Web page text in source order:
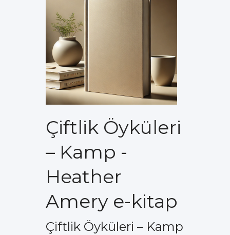
Çiftlik Öyküleri
– Kamp -
Heather
Amery e-kitap
Çiftlik Öyküleri – Kamp